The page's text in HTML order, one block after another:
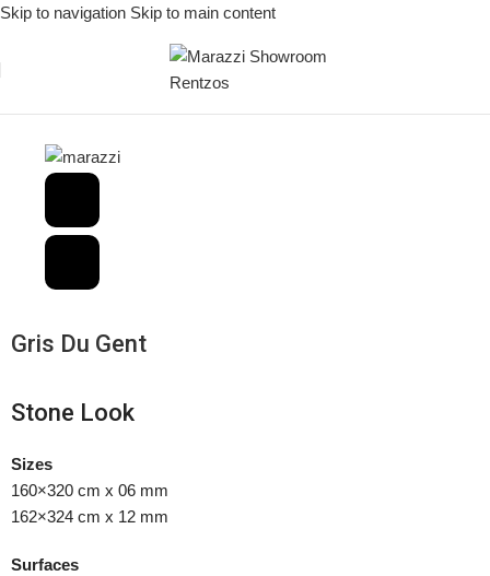
Skip to navigation Skip to main content
Gris Du Gent
Stone Look
Sizes
160×320 cm x 06 mm
162×324 cm x 12 mm
Surfaces